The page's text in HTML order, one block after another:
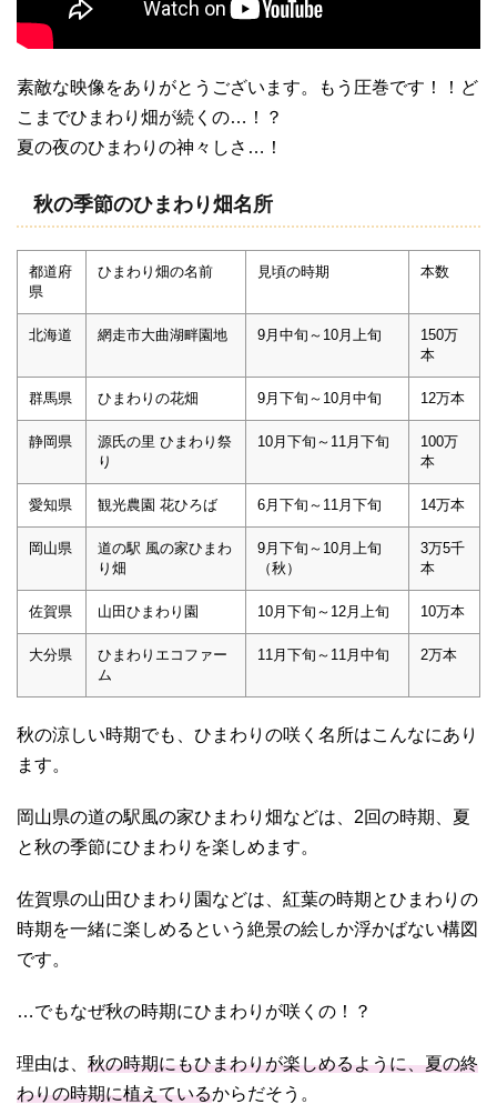
素敵な映像をありがとうございます。もう圧巻です！！ど
こまでひまわり畑が続くの…！？
夏の夜のひまわりの神々しさ…！
秋の季節のひまわり畑名所
都道府
県
ひまわり畑の名前 見頃の時期 本数
北海道 網走市大曲湖畔園地 9月中旬～10月上旬
150万
本
群馬県 ひまわりの花畑 9月下旬～10月中旬 12万本
静岡県
源氏の里 ひまわり祭
り
10月下旬～11月下旬
100万
本
愛知県 観光農園 花ひろば 6月下旬～11月下旬 14万本
岡山県
道の駅 風の家ひまわ
り畑
9月下旬～10月上旬
（秋）
3万5千
本
佐賀県 山田ひまわり園 10月下旬～12月上旬 10万本
大分県
ひまわりエコファー
ム
11月下旬～11月中旬 2万本
秋の涼しい時期でも、ひまわりの咲く名所はこんなにあり
ます。
岡山県の道の駅風の家ひまわり畑などは、2回の時期、夏
と秋の季節にひまわりを楽しめます。
佐賀県の山田ひまわり園などは、紅葉の時期とひまわりの
時期を一緒に楽しめるという絶景の絵しか浮かばない構図
です。
…でもなぜ秋の時期にひまわりが咲くの！？
理由は、 秋の時期にもひまわりが楽しめるように、夏の終
わりの時期に植えているからだそう。